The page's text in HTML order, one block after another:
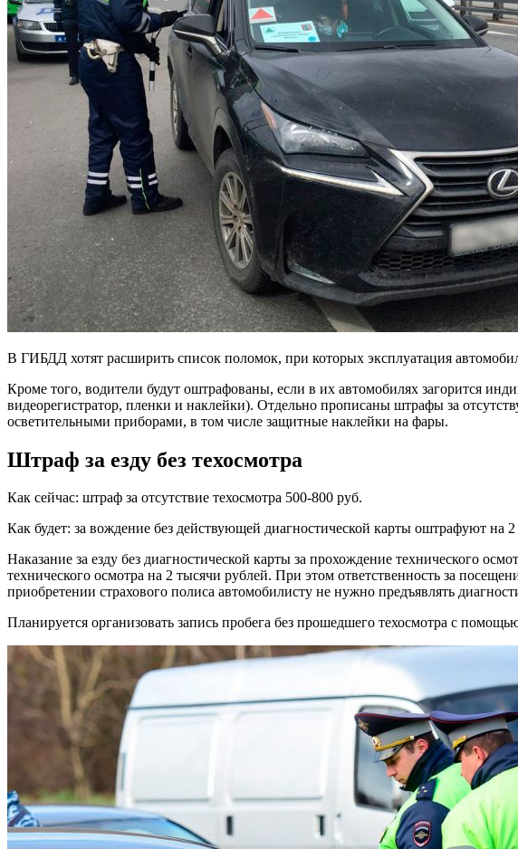
В ГИБДД хотят расширить список поломок, при которых эксплуатация
Кроме того, водители будут оштрафованы, если в их автомобилях загорится
видеорегистратор, пленки и наклейки). Отдельно прописаны штрафы за
осветительными приборами, в том числе защитные наклейки на фары.
Штраф за езду без техосмотра
Как сейчас: штраф за отсутствие техосмотра 500-800 руб.
Как будет: за вождение без действующей диагностической карты оштрафуют на
Наказание за езду без диагностической карты за прохождение технического
технического осмотра на 2 тысячи рублей. При этом ответственность за
приобретении страхового полиса автомобилисту не нужно предъявлять
Планируется организовать запись пробега без прошедшего техосмотра с